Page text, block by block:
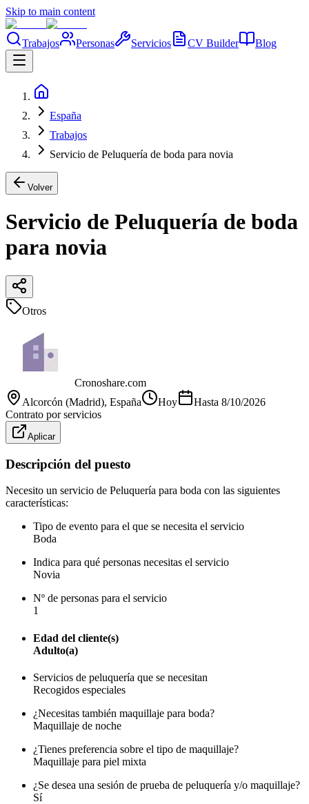
Skip to main content
Trabajos Personas Servicios CV Builder Blog
España
Trabajos
Servicio de Peluquería de boda para novia
Volver
Servicio de Peluquería de boda
para novia
Otros
Cronoshare.com
Alcorcón (Madrid), España Hoy Hasta 8/10/2026
Contrato por servicios
Aplicar
Descripción del puesto
Necesito un servicio de Peluquería para boda con las siguientes
características:
Tipo de evento para el que se necesita el servicio
Boda
Indica para qué personas necesitas el servicio
Novia
Nº de personas para el servicio
1
Edad del cliente(s)
Adulto(a)
Servicios de peluquería que se necesitan
Recogidos especiales
¿Necesitas también maquillaje para boda?
Maquillaje de noche
¿Tienes preferencia sobre el tipo de maquillaje?
Maquillaje para piel mixta
¿Se desea una sesión de prueba de peluquería y/o maquillaje?
Sí